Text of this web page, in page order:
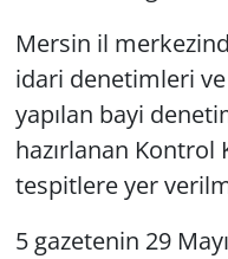
Mersin il
idari denetimleri
yapılan bayi
hazırlanan Kontrol
tespitlere yer
5 gazetenin 29